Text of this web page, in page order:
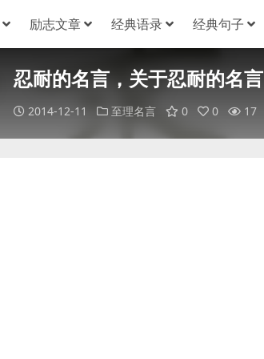
励志文章 经典语录 经典句子
忍耐的名言，关于忍耐的名言
2014-12-11 至理名言 0 0 17